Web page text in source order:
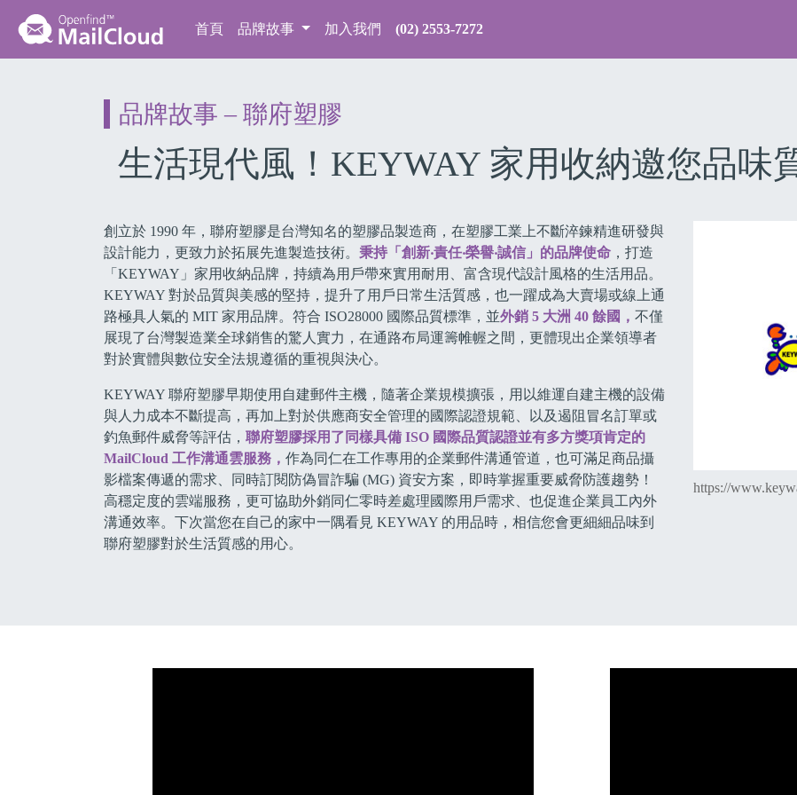
首頁 (current)
品牌故事 加入我們 (02) 2553-7272
品牌故事 – 聯府塑膠
生活現代風！KEYWAY 家用收納邀您品味
創立於 1990 年，聯府塑膠是台灣知名的塑膠品製造商，在塑膠工業上不斷淬鍊精進研發與
設計能力，更致力於拓展先進製造技術。 秉持「創新‧責任‧榮譽‧誠信」的品牌使命 ，打造
「KEYWAY」家用收納品牌，持續為用戶帶來實用耐用、富含現代設計風格的生活用品。
KEYWAY 對於品質與美感的堅持，提升了用戶日常生活質感，也一躍成為大賣場或線上通
路極具人氣的 MIT 家用品牌。符合 ISO28000 國際品質標準，並外銷 5 大洲 40 餘國， 不僅
展現了台灣製造業全球銷售的驚人實力，在通路布局運籌帷幄之間，更體現出企業領導者
對於實體與數位安全法規遵循的重視與決心。
KEYWAY 聯府塑膠早期使用自建郵件主機，隨著企業規模擴張，用以維運自建主機的設備
與人力成本不斷提高，再加上對於供應商安全管理的國際認證規範、以及遏阻冒名訂單或
釣魚郵件威脅等評估， 聯府塑膠採用了同樣具備 ISO 國際品質認證並有多方獎項肯定的
MailCloud 工作溝通雲服務， 作為同仁在工作專用的企業郵件溝通管道，也可滿足商品攝
影檔案傳遞的需求、同時訂閱防偽冒詐騙 (MG) 資安方案，即時掌握重要威脅防護趨勢！
高穩定度的雲端服務，更可協助外銷同仁零時差處理國際用戶需求、也促進企業員工內外
溝通效率。下次當您在自己的家中一隅看見 KEYWAY 的用品時，相信您會更細細品味到
聯府塑膠對於生活質感的用心。
Previous
https://